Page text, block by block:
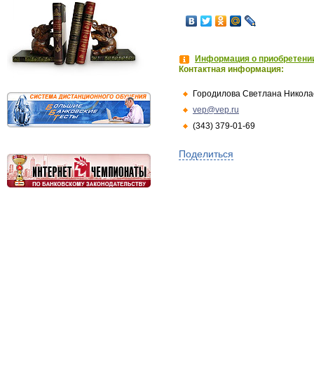
Информация о
Контактная информация:
Городилова Светлана
vep@vep.ru
(343) 379-01-69
Поделиться